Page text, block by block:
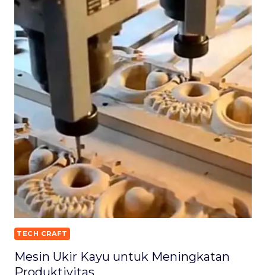
TECH CRAFT
Mesin Ukir Kayu untuk Meningkatan